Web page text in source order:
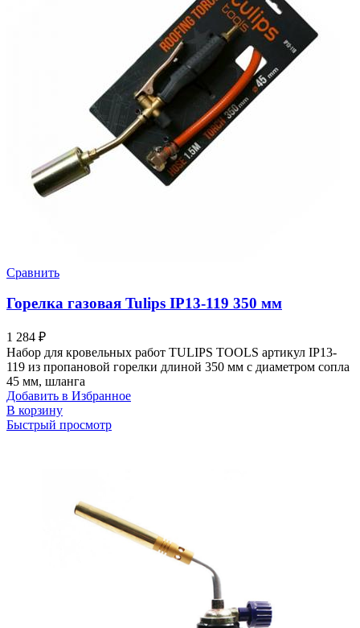
Сравнить
Горелка газовая Tulips IP13-119 350 мм
1 284 ₽
Набор для кровельных работ TULIPS TOOLS артикул IP13-
119 из пропановой горелки длиной 350 мм с диаметром сопла
45 мм, шланга
Добавить в Избранное
В корзину
Быстрый просмотр